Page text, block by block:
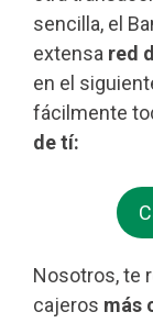
sencilla, el
extensa red
en el
fácilmente
de tí:
Nosotros, te
cajeros más